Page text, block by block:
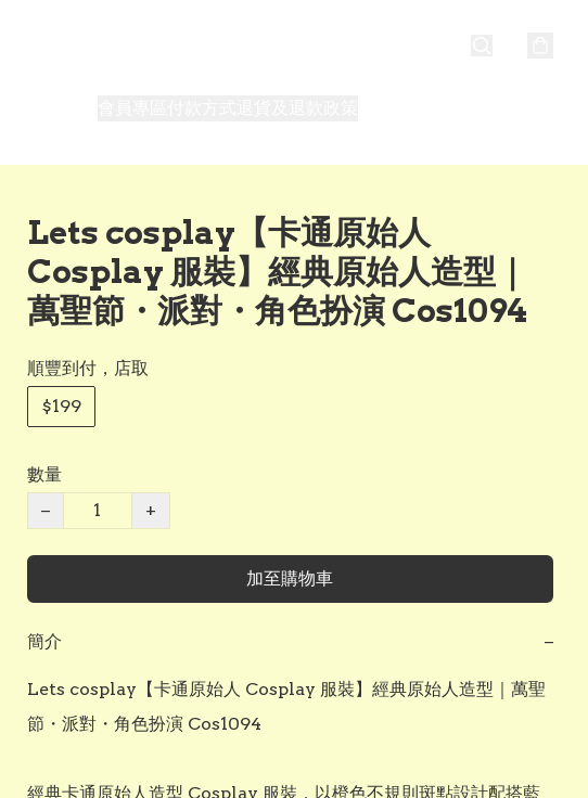
Lets cosplay【卡通原始人
Cosplay 服裝】經典原始人造型｜
萬聖節・派對・角色扮演 Cos1094
順豐到付，店取
$199
數量
−
+
加至購物車
簡介 −
Lets cosplay【卡通原始人 Cosplay 服裝】經典原始人造型｜萬聖
節・派對・角色扮演 Cos1094
經典卡通原始人造型 Cosplay 服裝，以橙色不規則斑點設計配搭藍